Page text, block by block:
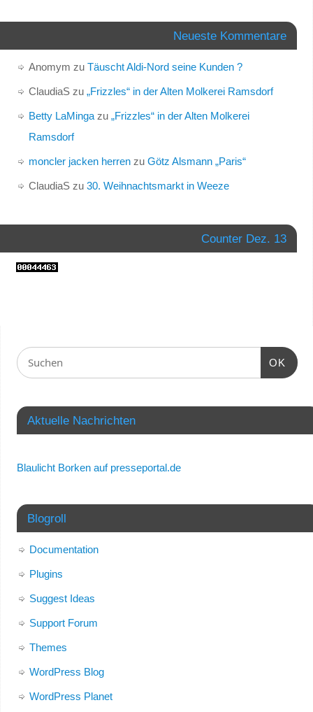
Neueste Kommentare
Anomym zu Täuscht Aldi-Nord seine Kunden ?
ClaudiaSzu „Frizzles“ in der Alten Molkerei Ramsdorf
Betty LaMingazu „Frizzles“ in der Alten Molkerei
Ramsdorf
moncler jacken herrenzu Götz Alsmann „Paris“
ClaudiaSzu 30. Weihnachtsmarkt in Weeze
Counter Dez. 13
OK
Aktuelle Nachrichten
Blaulicht Borken auf presseportal.de
Blogroll
Documentation
Plugins
Suggest Ideas
Support Forum
Themes
WordPress Blog
WordPress Planet